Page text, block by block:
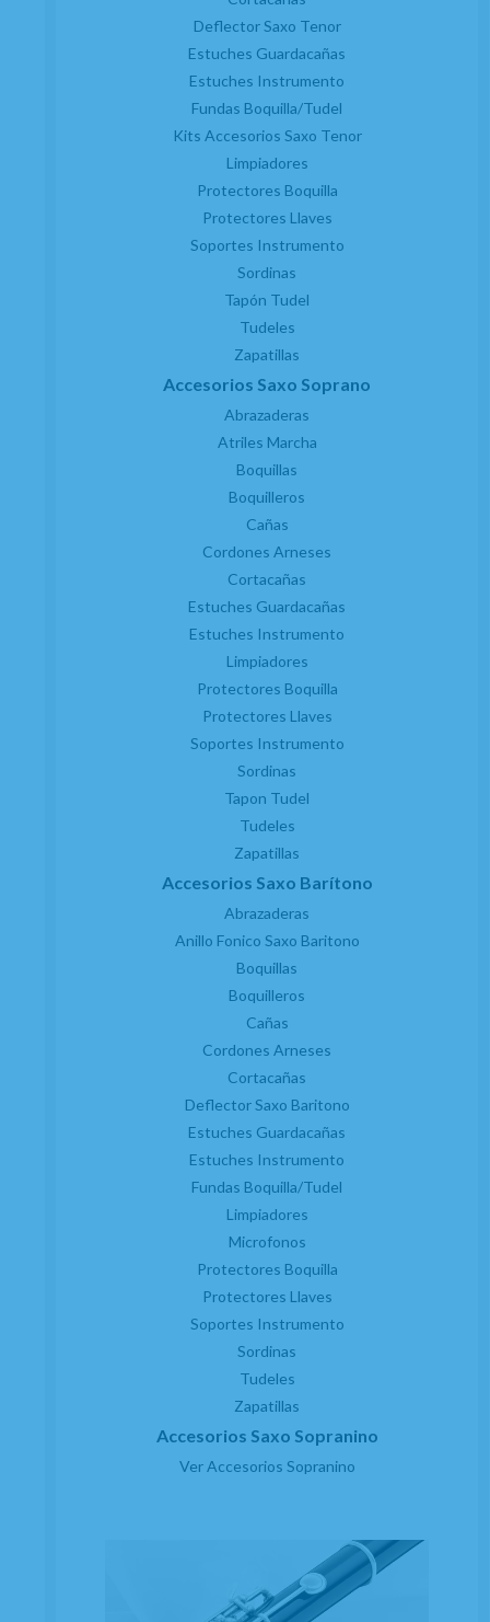
Deflector Saxo Tenor
Estuches Guardacañas
Estuches Instrumento
Fundas Boquilla/Tudel
Kits Accesorios Saxo Tenor
Limpiadores
Protectores Boquilla
Protectores Llaves
Soportes Instrumento
Sordinas
Tapón Tudel
Tudeles
Zapatillas
Accesorios Saxo Soprano
Abrazaderas
Atriles Marcha
Boquillas
Boquilleros
Cañas
Cordones Arneses
Cortacañas
Estuches Guardacañas
Estuches Instrumento
Limpiadores
Protectores Boquilla
Protectores Llaves
Soportes Instrumento
Sordinas
Tapon Tudel
Tudeles
Zapatillas
Accesorios Saxo Barítono
Abrazaderas
Anillo Fonico Saxo Baritono
Boquillas
Boquilleros
Cañas
Cordones Arneses
Cortacañas
Deflector Saxo Baritono
Estuches Guardacañas
Estuches Instrumento
Fundas Boquilla/Tudel
Limpiadores
Microfonos
Protectores Boquilla
Protectores Llaves
Soportes Instrumento
Sordinas
Tudeles
Zapatillas
Accesorios Saxo Sopranino
Ver Accesorios Sopranino